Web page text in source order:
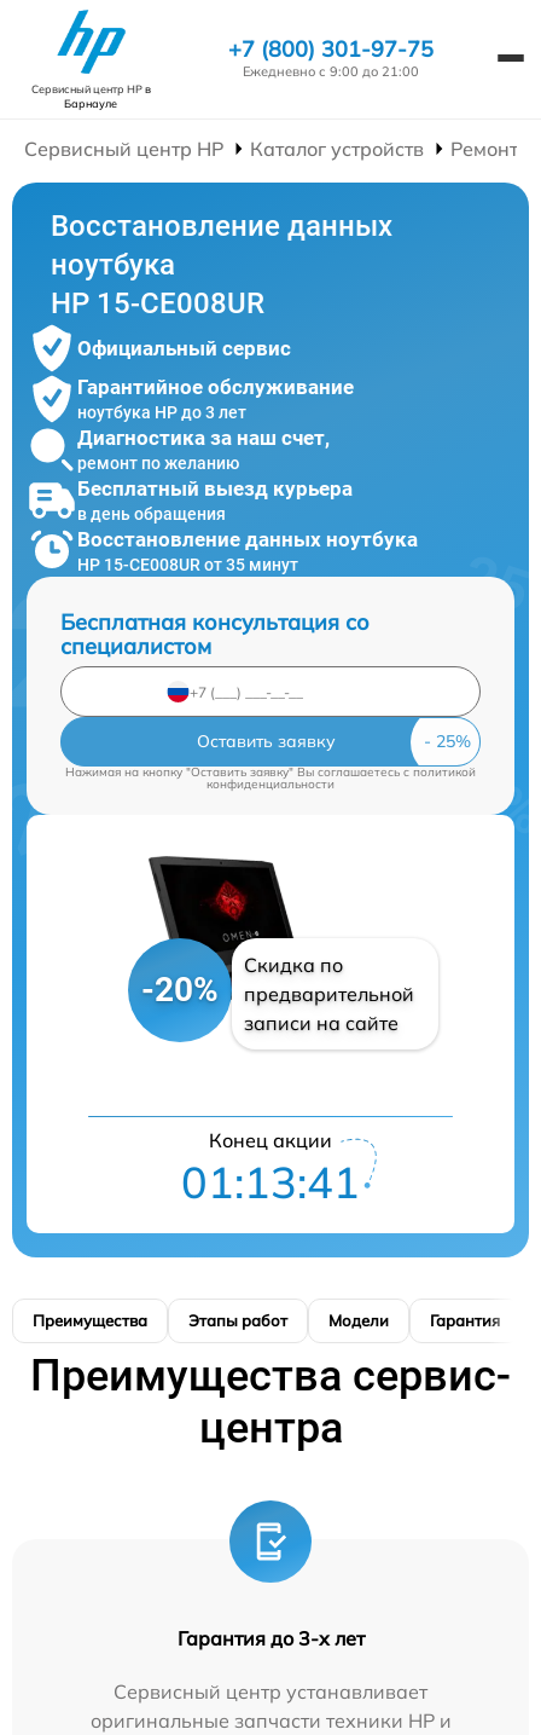
Сервисный центр HPв
Барнауле
+7 (800) 301-97-75
Ежедневно с 9:00 до 21:00
Сервисный центр HP Каталог устройств Ремонт
Восстановление данных
ноутбука
HP 15-CE008UR
Официальный сервис
Гарантийное обслуживание
ноутбука HP до 3 лет
Диагностика за наш счет,
ремонт по желанию
Бесплатный выезд курьера
в день обращения
Восстановление данных ноутбука
HP 15-CE008UR от 35 минут
Бесплатная консультация со
специалистом
Оставить заявку
Нажимая на кнопку "Оставить заявку" Вы соглашаетесь cполитикой
конфиденциальности
-20%
Скидка по
предварительной
записи на сайте
Конец акции
01:13:40
Преимущества Этапы работ Модели Гарантия
Преимущества сервис-
центра
Гарантия до 3-х лет
Сервисный центр устанавливает
оригинальные запчасти техники HP и